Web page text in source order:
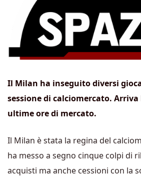
Il Milan ha inseguito diversi
sessione di calciomercato.
ultime ore di mercato.
Il Milan è stata la regina del
ha messo a segno cinque colpi di
acquisti ma anche cessioni con la